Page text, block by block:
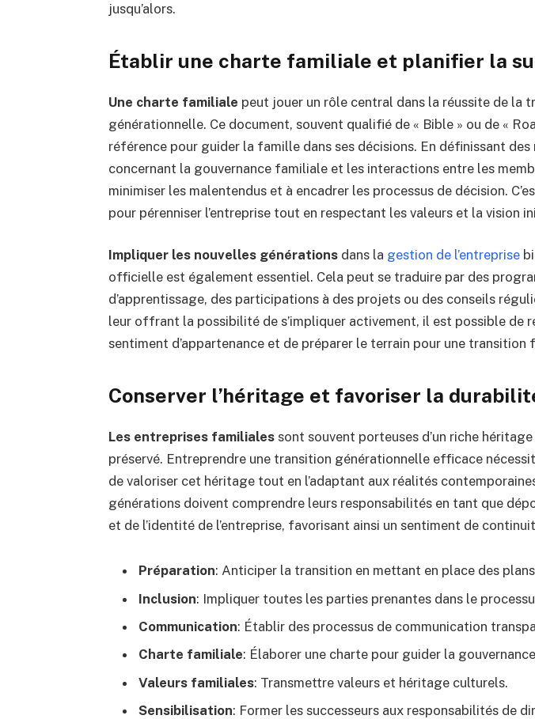
jusqu’alors.
Établir une charte familiale et planifier la
Une charte familiale peut jouer un rôle central dans la réussite de la
générationnelle. Ce document, souvent qualifié de « Bible » ou de «
référence pour guider la famille dans ses décisions. En définissant
concernant la gouvernance familiale et les interactions entre les
minimiser les malentendus et à encadrer les processus de décision.
pour pérenniser l’entreprise tout en respectant les valeurs et la vision
Impliquer les nouvelles générationsdans la gestion de l’entreprise
officielle est également essentiel. Cela peut se traduire par des
d’apprentissage, des participations à des projets ou des conseils
leur offrant la possibilité de s’impliquer activement, il est possible de
sentiment d’appartenance et de préparer le terrain pour une transition
Conserver l’héritage et favoriser la
Les entreprises familialessont souvent porteuses d’un riche héritage
préservé. Entreprendre une transition générationnelle efficace
de valoriser cet héritage tout en l’adaptant aux réalités
générations doivent comprendre leurs responsabilités en tant que
et de l’identité de l’entreprise, favorisant ainsi un sentiment de
Préparation: Anticiper la transition en mettant en place des
Inclusion: Impliquer toutes les parties prenantes dans le
Communication: Établir des processus de communication
Charte familiale: Élaborer une charte pour guider la
Valeurs familiales: Transmettre valeurs et héritage culturels.
Sensibilisation: Former les successeurs aux responsabilités de